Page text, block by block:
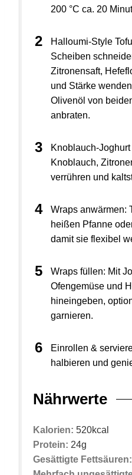
200 °C ca. 20
Halloumi-Style
Scheiben
Zitronensaft,
und Stärke
Olivenöl von
anbraten.
Knoblauch-
Knoblauch,
verrühren und
Wraps anwärmen:
heißen Pfanne
damit sie flexibel
Wraps füllen: Mit
Ofengemüse und
hineingeben,
garnieren.
Einrollen &
halbieren und
Nährwerte
Kalorien: 520kcal
Protein: 24g
Gesättigte Fettsäuren: